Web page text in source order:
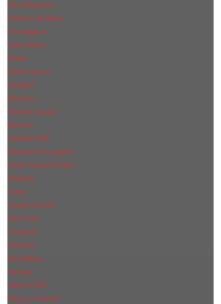
Paco Rabanne
Parfums de Marly
Penhaligon's
Pepe Jeans
Prada
Ralph Lauren
RicHarD
Rihanna
Roberto Cavalli
Rochas
Salvador Dali
Salvatore Ferragamo
Sarah Jessica Parker
Shiseido
Sisley
Tiziana Terenzi
Tom Ford
Trussardi
Valentino
Vera Wang
Versace
Viktor & Rolf
Victoria s Secret